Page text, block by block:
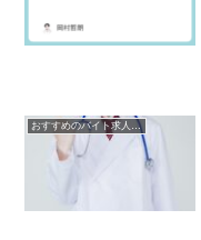
おすすめのバイト求人情報